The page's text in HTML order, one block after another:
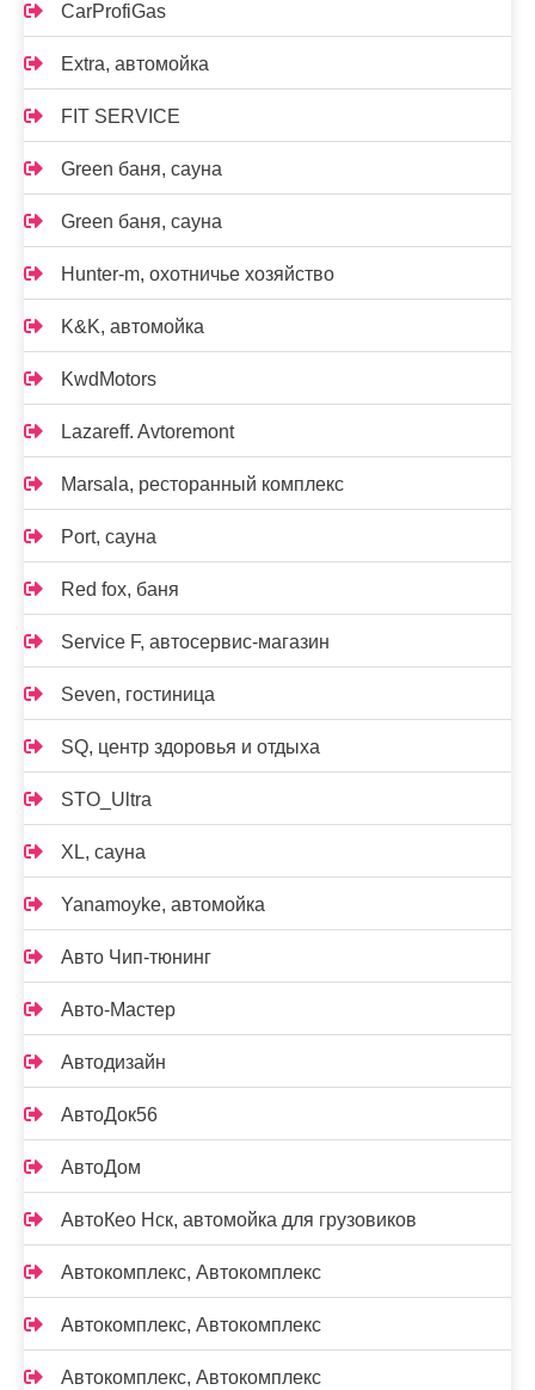
CarProfiGas
Extra, автомойка
FIT SERVICE
Green баня, сауна
Green баня, сауна
Hunter-m, охотничье хозяйство
K&K, автомойка
KwdMotors
Lazareff. Avtoremont
Marsala, ресторанный комплекс
Port, сауна
Red fox, баня
Service F, автосервис-магазин
Seven, гостиница
SQ, центр здоровья и отдыха
STO_Ultra
XL, сауна
Yanamoyke, автомойка
Авто Чип-тюнинг
Авто-Мастер
Автодизайн
АвтоДок56
АвтоДом
АвтоКео Нск, автомойка для грузовиков
Автокомплекс, Автокомплекс
Автокомплекс, Автокомплекс
Автокомплекс, Автокомплекс